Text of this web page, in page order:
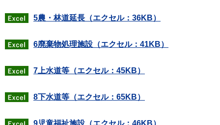
5農・林道延長（エクセル：36KB）
6廃棄物処理施設（エクセル：41KB）
7上水道等（エクセル：45KB）
8下水道等（エクセル：65KB）
9児童福祉施設（エクセル：46KB）